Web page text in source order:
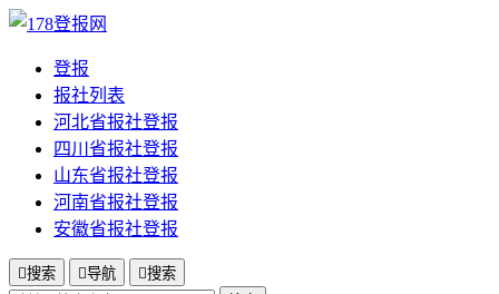
登报
报社列表
河北省报社登报
四川省报社登报
山东省报社登报
河南省报社登报
安徽省报社登报
搜索 导航 搜索